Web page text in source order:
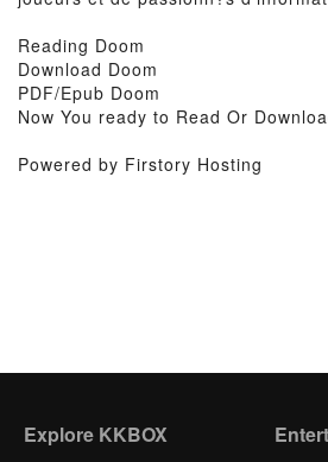
Reading Doom
Download Doom
PDF/Epub Doom
Now You ready to Read Or
Powered by Firstory Hosting
Explore KKBOX